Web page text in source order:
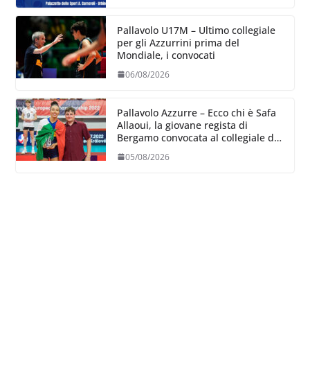
Pallavolo U17M – Ultimo collegiale
per gli Azzurrini prima del
Mondiale, i convocati
06/08/2026
Pallavolo Azzurre – Ecco chi è Safa
Allaoui, la giovane regista di
Bergamo convocata al collegiale di
05/08/2026